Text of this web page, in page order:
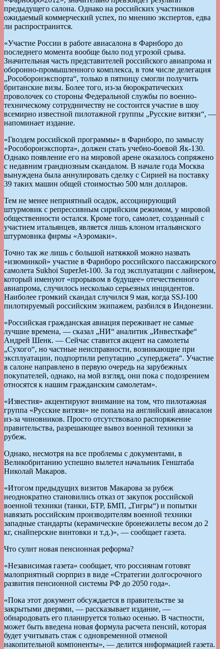
предыдущего салона. Однако на российских участников
ожидаемый коммерческий успех, по мнению экспертов, едва
ли распространится.
«Участие России в работе авиасалона в Фарнборо до
последнего момента вообще было под угрозой срыва.
Значительная часть представителей российского авиапрома и
оборонно-промышленного комплекса, в том числе делегация
„Рособоронэкспорта“, только в пятницу смогли получить
британские визы. Более того, из-за бюрократических
проволочек со стороны Федеральной службы по военно-
техническому сотрудничеству не состоится участие в шоу
всемирно известной пилотажной группы „Русские витязи“, —
напоминает издание.
«Гвоздем российской программы» в Фарнборо, по замыслу
«Рособоронэкспорта», должен стать учебно-боевой Як-130.
Однако появление его на мировой арене оказалось сопряжено
с недавним грандиозным скандалом. В начале года Москва
вынуждена была аннулировать сделку с Сирией на поставку
39 таких машин общей стоимостью 500 млн долларов.
Тем не менее неприятный осадок, ассоциирующий
штурмовик с репрессивным сирийским режимом, у мировой
общественности остался. Кроме того, самолет, созданный с
участием итальянцев, является лишь клоном итальянского
штурмовика фирмы «Аэромаки».
Точно так же лишь с большой натяжкой можно назвать
«изюминкой» участие в Фарнборо российского пассажирского
самолета Sukhoi SuperJet-100. За год эксплуатации с лайнером,
который именуют «прорывом в будущее» отечественного
авиапрома, случилось несколько серьезных инцидентов.
Наиболее громкий скандал случился 9 мая, когда SSJ-100
пилотируемый российским экипажем, разбился в Индонезии.
«Российская гражданская авиация переживает не самые
лучшие времена, — сказал „НИ“ аналитик „Инвесткафе“
Андрей Шенк. — Сейчас ставится акцент на самолеты
„Сухого“, но частные неисправности, возникающие при
эксплуатации, подпортили репутацию „суперджета“. Участие
в салоне направлено в первую очередь на зарубежных
покупателей, однако, на мой взгляд, они пока с подозрением
относятся к нашим гражданским самолетам».
«Известия» акцентируют внимание на том, что пилотажная
группа «Русские витязи» не попала на английский авиасалон
из-за чиновников. Просто отсутствовало распоряжение
правительства, разрешающее вывоз военной техники за
рубеж.
Однако, несмотря на все проблемы с документами, в
Великобританию успешно вылетел начальник Генштаба
Николай Макаров.
«Итогом предыдущих визитов Макарова за рубеж
неоднократно становились отказ от закупок российской
военной техники (танки, БТР, БМП, „Тигры“) и попытки
навязать российским производителям военной техники
западные стандарты (керамические бронежилеты весом до 2
кг, снайперские винтовки и т.д.)», — сообщает газета.
Что сулит новая пенсионная реформа?
«Независимая газета» сообщает, что россиянам готовят
малоприятный сюрприз в виде «Стратегии долгосрочного
развития пенсионной системы РФ до 2050 года».
«Пока этот документ обсуждается в правительстве за
закрытыми дверями, — рассказывает издание, —
обнародовать его планируется только осенью. В частности,
может быть введена новая формула расчета пенсий, которая
будет учитывать стаж с одновременной отменой
накопительной компоненты», — делится информацией газета.